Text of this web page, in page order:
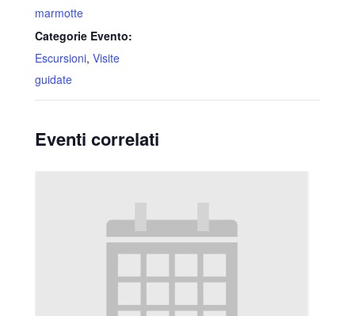
marmotte
Categorie Evento:
Escursioni, Visite
guidate
Eventi correlati